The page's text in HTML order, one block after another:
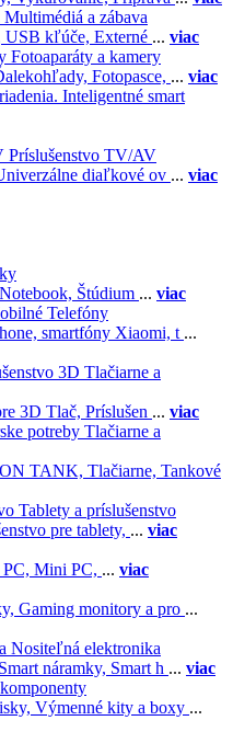
Multimédiá a zábava
USB kľúče, Externé ... viac
Fotoaparáty a kamery
Fotopasce, ... viac
Inteligentné smart
Príslušenstvo TV/AV
diaľkové ov ... viac
Štúdium ... viac
Telefóny
smartfóny Xiaomi, t ...
3D Tlačiarne a
3D Tlač, Príslušen ... viac
Tlačiarne a
TANK, Tlačiarne, Tankové
Tablety a príslušenstvo
pre tablety, ... viac
Mini PC, ... viac
Gaming monitory a pro ...
Nositeľná elektronika
Smart náramky, Smart h ... viac
Výmenné kity a boxy ...